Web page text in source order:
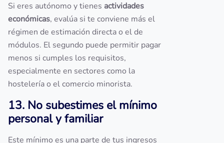
Si eres autónomo y tienes actividades
económicas, evalúa si te conviene más el
régimen de estimación directa o el de
módulos. El segundo puede permitir pagar
menos si cumples los requisitos,
especialmente en sectores como la
hostelería o el comercio minorista.
13. No subestimes el mínimo
personal y familiar
Este mínimo es una parte de tus ingresos